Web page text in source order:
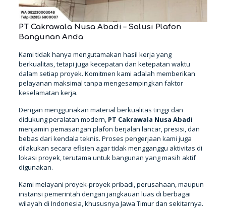
PT Cakrawala Nusa Abadi – Solusi Plafon
Bangunan Anda
Kami tidak hanya mengutamakan hasil kerja yang
berkualitas, tetapi juga kecepatan dan ketepatan waktu
dalam setiap proyek. Komitmen kami adalah memberikan
pelayanan maksimal tanpa mengesampingkan faktor
keselamatan kerja.
Dengan menggunakan material berkualitas tinggi dan
didukung peralatan modern, PT Cakrawala Nusa Abadi
menjamin pemasangan plafon berjalan lancar, presisi, dan
bebas dari kendala teknis. Proses pengerjaan kami juga
dilakukan secara efisien agar tidak mengganggu aktivitas di
lokasi proyek, terutama untuk bangunan yang masih aktif
digunakan.
Kami melayani proyek-proyek pribadi, perusahaan, maupun
instansi pemerintah dengan jangkauan luas di berbagai
wilayah di Indonesia, khususnya Jawa Timur dan sekitarnya.